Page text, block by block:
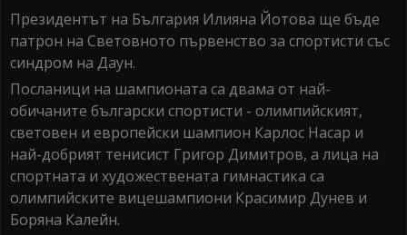
Президентът на България Илияна Йотова ще бъде
патрон на Световното първенство за спортисти със
синдром на Даун.
Посланици на шампионата са двама от най-
обичаните български спортисти - олимпийският,
световен и европейски шампион Карлос Насар и
най-добрият тенисист Григор Димитров, а лица на
спортната и художествената гимнастика са
олимпийските вицешампиони Красимир Дунев и
Боряна Калейн.